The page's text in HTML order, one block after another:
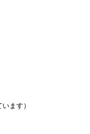
ます）